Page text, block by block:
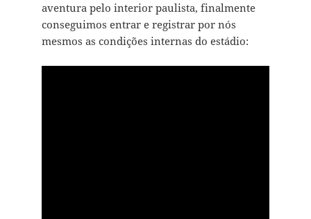
aventura pelo interior paulista, finalmente
conseguimos entrar e registrar por nós
mesmos as condições internas do estádio: